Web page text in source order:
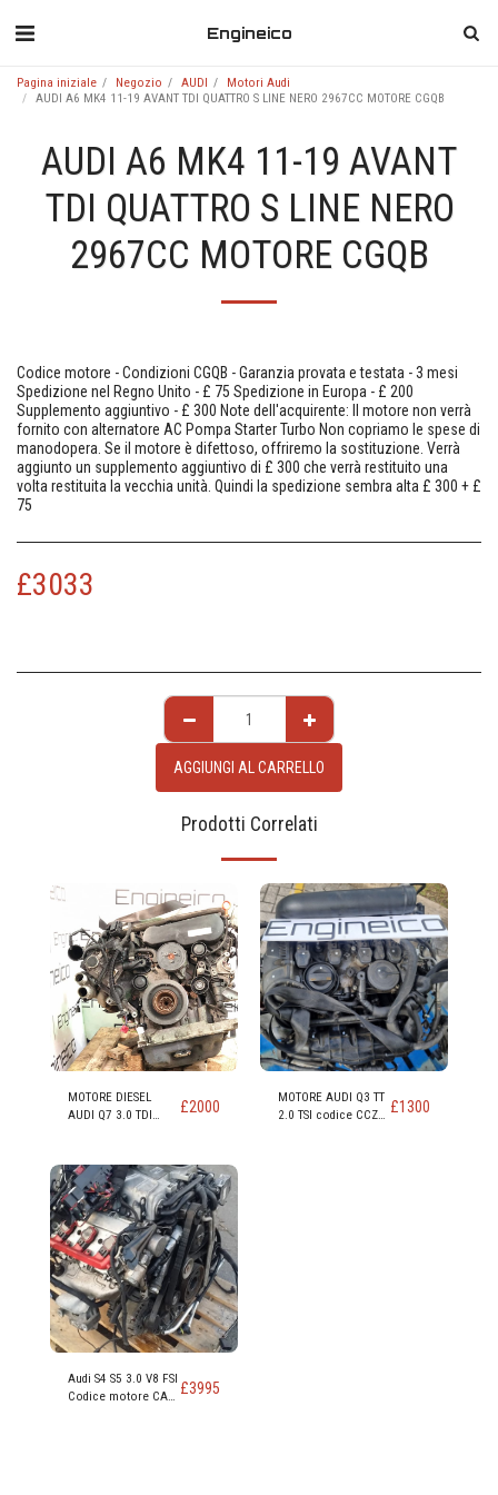
Engineico
Pagina iniziale Negozio AUDI
Motori Audi
AUDI A6 MK4 11-19 AVANT TDI QUATTRO S LINE NERO 2967CC MOTORE CGQB
AUDI A6 MK4 11-19 AVANT
TDI QUATTRO S LINE NERO
2967CC MOTORE CGQB
Codice motore - Condizioni CGQB - Garanzia provata e testata - 3 mesi
Spedizione nel Regno Unito - £ 75 Spedizione in Europa - £ 200
Supplemento aggiuntivo - £ 300 Note dell'acquirente: Il motore non verrà
fornito con alternatore AC Pompa Starter Turbo Non copriamo le spese di
manodopera. Se il motore è difettoso, offriremo la sostituzione. Verrà
aggiunto un supplemento aggiuntivo di £ 300 che verrà restituito una
volta restituita la vecchia unità. Quindi la spedizione sembra alta £ 300 + £
75
£3033
AGGIUNGI AL CARRELLO
Prodotti Correlati
MOTORE DIESEL
AUDI Q7 3.0 TDI
£2000
MOTORE AUDI Q3 TT
2.0 TSI codice CCZ
£1300
Audi S4 S5 3.0 V8 FSI
Codice motore CAK £3995